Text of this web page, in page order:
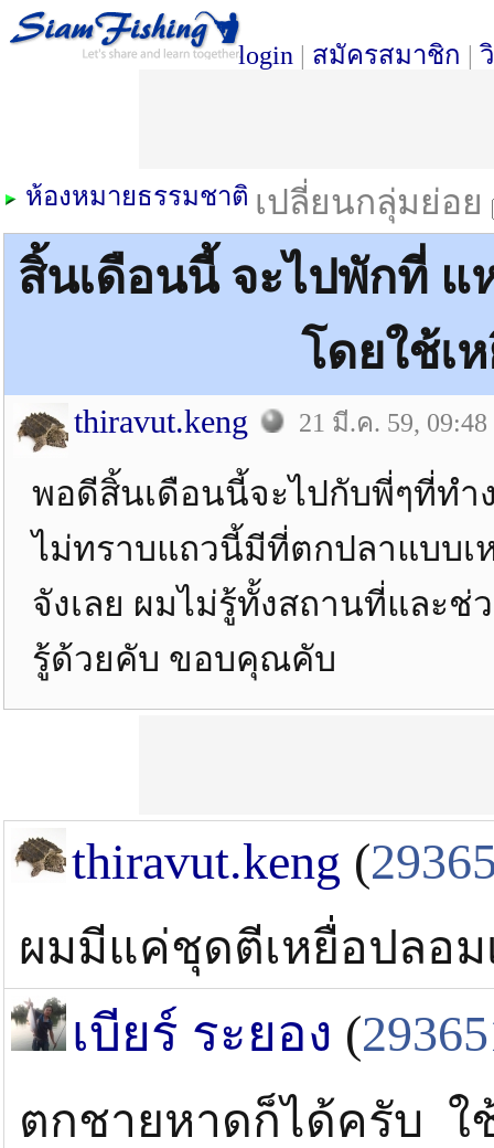
login | สมัครสมาชิก |
เปลี่ยนกลุ่มย่อย
ห้องหมายธรรมชาติ
สิ้นเดือนนี้ จะไปพักที่
โดยใช้เ
thiravut.keng 21 มี.ค. 59, 09:48
พอดีสิ้นเดือนนี้จะไปกับพี่ๆที่ทำ
ไม่ทราบแถวนี้มีที่ตกปลาแบบเ
จังเลย ผมไม่รู้ทั้งสถานที่และ
รู้ด้วยคับ ขอบคุณคับ
thiravut.keng (
ผมมีแค่ชุดตีเหยื่อปลอม
เบียร์ ระยอง (
ตกชายหาดก็ได้ครับ ใ